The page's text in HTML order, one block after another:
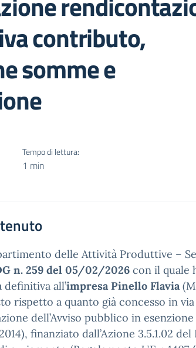
contributo,
somme e
Tempo di lettura:
1 min
delle Attività Produttive –
n. 259 del 05/02/2026 con il quale
definitiva all’impresa Pinello Flavia
rispetto a quanto già concesso in
dell’Avviso pubblico in
finanziato dall’Azione 3.5.1.02